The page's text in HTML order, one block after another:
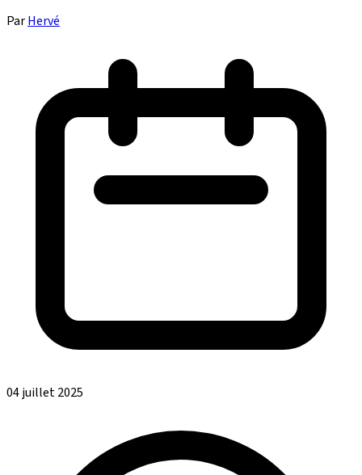
ParHervé
04 juillet 2025